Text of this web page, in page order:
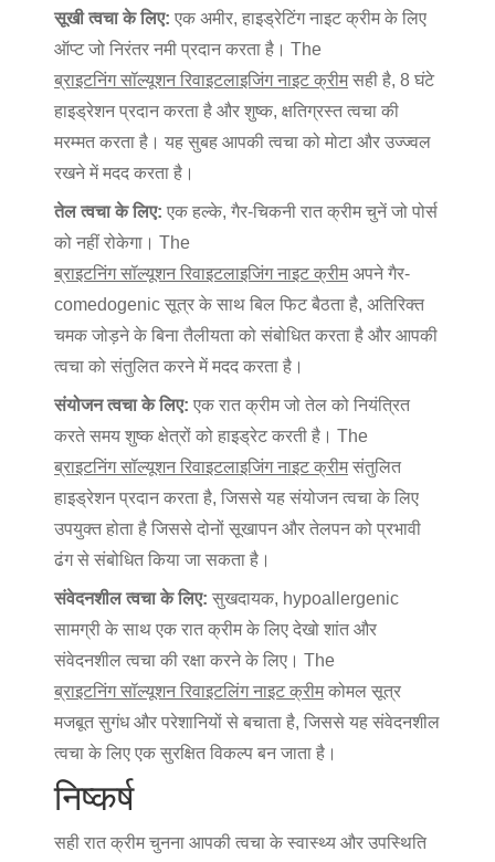
सूखी त्वचा के लिए: एक अमीर, हाइड्रेटिंग नाइट क्रीम के लिए
ऑप्ट जो निरंतर नमी प्रदान करता है। The
ब्राइटनिंग सॉल्यूशन रिवाइटलाइजिंग नाइट क्रीमसही है, 8 घंटे
हाइड्रेशन प्रदान करता है और शुष्क, क्षतिग्रस्त त्वचा की
मरम्मत करता है। यह सुबह आपकी त्वचा को मोटा और उज्ज्वल
रखने में मदद करता है।
तेल त्वचा के लिए: एक हल्के, गैर-चिकनी रात क्रीम चुनें जो पोर्स
को नहीं रोकेगा। The
ब्राइटनिंग सॉल्यूशन रिवाइटलाइजिंग नाइट क्रीमअपने गैर-
comedogenic सूत्र के साथ बिल फिट बैठता है, अतिरिक्त
चमक जोड़ने के बिना तैलीयता को संबोधित करता है और आपकी
त्वचा को संतुलित करने में मदद करता है।
संयोजन त्वचा के लिए: एक रात क्रीम जो तेल को नियंत्रित
करते समय शुष्क क्षेत्रों को हाइड्रेट करती है। The
ब्राइटनिंग सॉल्यूशन रिवाइटलाइजिंग नाइट क्रीमसंतुलित
हाइड्रेशन प्रदान करता है, जिससे यह संयोजन त्वचा के लिए
उपयुक्त होता है जिससे दोनों सूखापन और तेलपन को प्रभावी
ढंग से संबोधित किया जा सकता है।
संवेदनशील त्वचा के लिए: सुखदायक, hypoallergenic
सामग्री के साथ एक रात क्रीम के लिए देखो शांत और
संवेदनशील त्वचा की रक्षा करने के लिए। The
ब्राइटनिंग सॉल्यूशन रिवाइटलिंग नाइट क्रीमकोमल सूत्र
मजबूत सुगंध और परेशानियों से बचाता है, जिससे यह संवेदनशील
त्वचा के लिए एक सुरक्षित विकल्प बन जाता है।
निष्कर्ष
सही रात क्रीम चुनना आपकी त्वचा के स्वास्थ्य और उपस्थिति